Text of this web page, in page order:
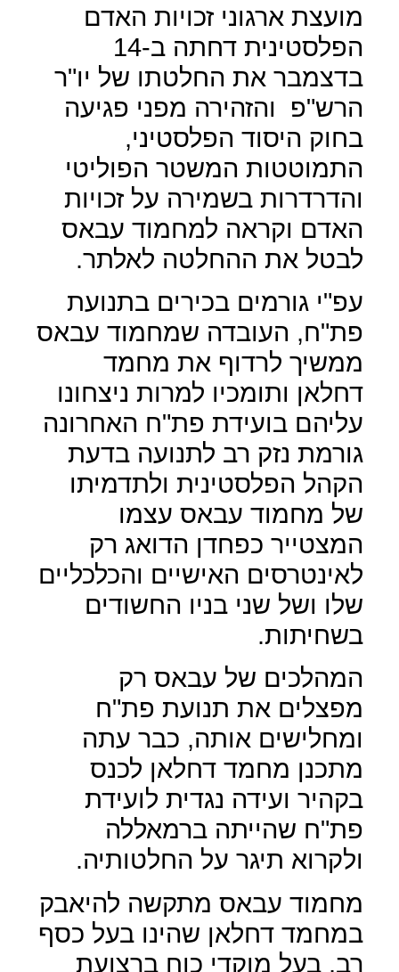
מועצת ארגוני זכויות האדם
הפלסטינית דחתה ב-14
בדצמבר את החלטתו של יו"ר
הרש"פ
והזהירה מפני פגיעה
בחוק היסוד הפלסטיני,
התמוטטות המשטר הפוליטי
והדרדרות בשמירה על זכויות
האדם וקראה למחמוד עבאס
לבטל את ההחלטה לאלתר.
עפ"י גורמים בכירים בתנועת
פת"ח, העובדה שמחמוד עבאס
ממשיך לרדוף את מחמד
דחלאן ותומכיו למרות ניצחונו
עליהם בועידת פת"ח האחרונה
גורמת נזק רב לתנועה בדעת
הקהל הפלסטינית ולתדמיתו
של מחמוד עבאס עצמו
המצטייר כפחדן הדואג רק
לאינטרסים האישיים והכלכליים
שלו ושל שני בניו החשודים
בשחיתות.
המהלכים של עבאס רק
מפצלים את תנועת פת"ח
ומחלישים אותה, כבר עתה
מתכנן מחמד דחלאן לכנס
בקהיר ועידה נגדית לועידת
פת"ח שהייתה ברמאללה
ולקרוא תיגר על החלטותיה.
מחמוד עבאס מתקשה להיאבק
במחמד דחלאן שהינו בעל כסף
רב, בעל מוקדי כוח ברצועת